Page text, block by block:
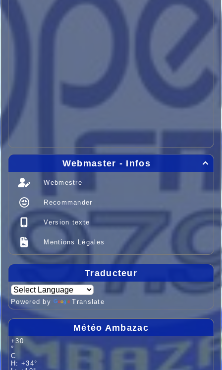

Webmaster - Infos
Webmestre
Recommander
Version texte
Mentions Légales
Traducteur
Powered by Translate
Météo Ambazac
+30
°
C
H: +34°